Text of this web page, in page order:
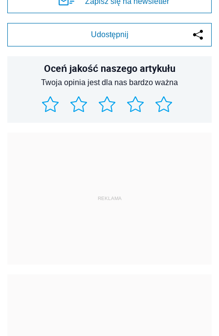
Udostępnij
Oceń jakość naszego artykułu
Twoja opinia jest dla nas bardzo ważna
REKLAMA